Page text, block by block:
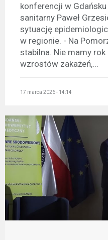
konferencji w
sanitarny Paweł
sytuację
w regionie. - Na
stabilna. Nie mamy
wzrostów zakażeń,...
17 marca 2026 - 14:14